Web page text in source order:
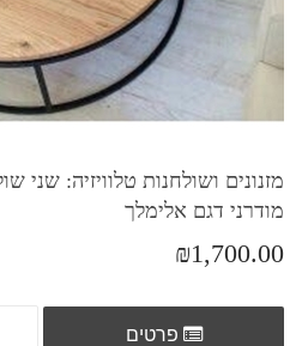
מזנונים ושולחנות טלוויזיה: שני
מודרני דגם אלימלך
₪1,700.00
פרטים